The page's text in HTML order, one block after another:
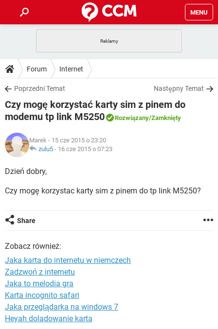
MENU
GRY
SPOTIFY
INSTAGRAM FACEBOOK
WINDOWS 10
PORADY
PlayStation
SPOTIFY
WINDOWS 10
DO POBRANIA
ANDROID TIKTOK
GRY WHATSAPP
IOS
INSTAGRAM
WINDOWS 10
FORUM
GRY
WINDOWS 10
ARTYKUŁY
COVID-19
GRY
SPOTIFY NETFLIX
WINDOWS 10
Forum Internet
Poprzedni Temat Następny Temat
Czy mogę korzystać karty sim z pinem do
modemu tp link M5250
Rozwiązany/Zamknięty
Marek - 15 cze 2015 o 23:20
zulu5 - 16 cze 2015 o 07:23
Dzień dobry,
Czy mogę korzystac karty sim z pinem do tp link M5250?
Share
Zobacz również:
Jaka karta do internetu w niemczech
Zadzwoń z internetu
Jaka to melodia gra
Karta incognito safari
Jaka przeglądarka na windows 7
Heyah doladowanie karta